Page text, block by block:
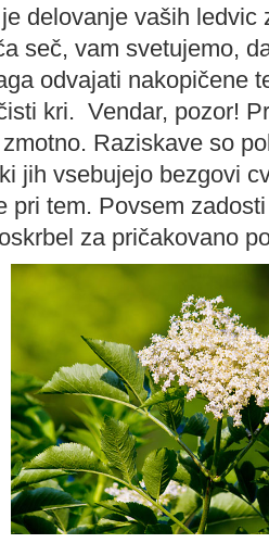
delovanje vaših ledvic
seč, vam svetujemo,
odvajati nakopičene
kri. Vendar, pozor!
Raziskave so
jih vsebujejo bezgovi
pri tem. Povsem
za pričakovano